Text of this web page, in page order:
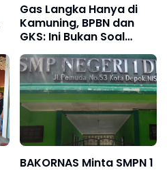
Gas Langka Hanya di
Kamuning, BPBN dan
GKS: Ini Bukan Soal
Tradisi, Tapi Dugaan
Maldistribusi
BAKORNAS Minta SMPN 1